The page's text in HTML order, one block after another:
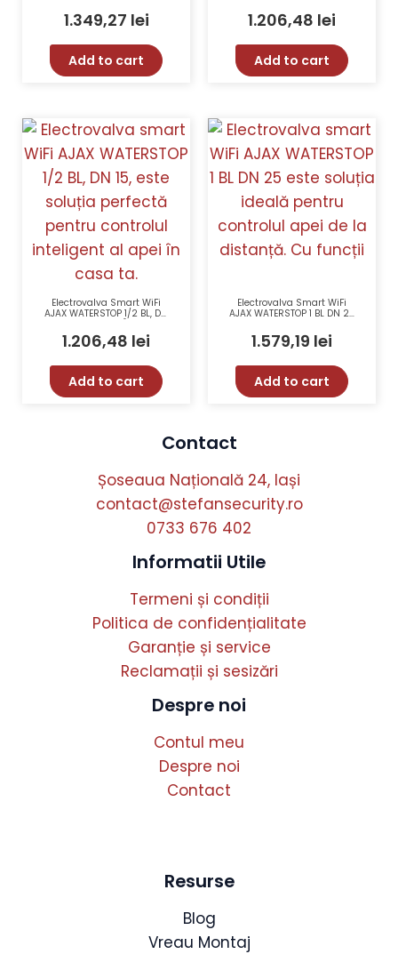
Anti-Sabotaj
1.349,27 lei
Add to cart
Sabotaj, Control de la
Distanță
1.206,48 lei
Add to cart
Electrovalva Smart WiFi
AJAX WATERSTOP 1/2 BL, DN
Rapidă 5 Secunde
1.206,48 lei
Add to cart
Electrovalva Smart WiFi
AJAX WATERSTOP 1 BL DN 25
Sabotaj
1.579,19 lei
Add to cart
Contact
Șoseaua Națională 24, Iași
contact@stefansecurity.ro
0733 676 402
Informatii Utile
Termeni și condiții
Politica de confidențialitate
Garanție și service
Reclamații și sesizări
Despre noi
Contul meu
Despre noi
Contact
Resurse
Blog
Vreau Montaj